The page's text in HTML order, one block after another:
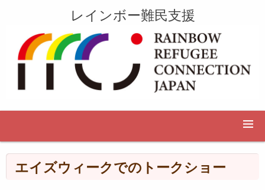
レインボー難民支援
エイズウィークでのトークショー